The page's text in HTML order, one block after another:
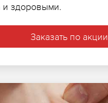
и здоровыми.
Заказать по акции